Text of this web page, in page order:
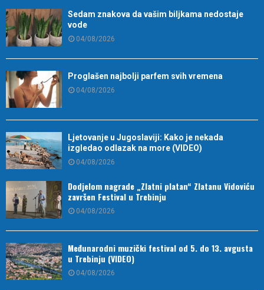
Sedam znakova da vašim biljkama nedostaje
vode
04/08/2026
Proglašen najbolji parfem svih vremena
04/08/2026
Ljetovanje u Jugoslaviji: Kako je nekada
izgledao odlazak na more (VIDEO)
04/08/2026
Dodjelom nagrade „Zlatni platan“ Zlatanu Vidoviću
završen Festival u Trebinju
04/08/2026
Međunarodni muzički festival od 5. do 13. avgusta
u Trebinju (VIDEO)
04/08/2026